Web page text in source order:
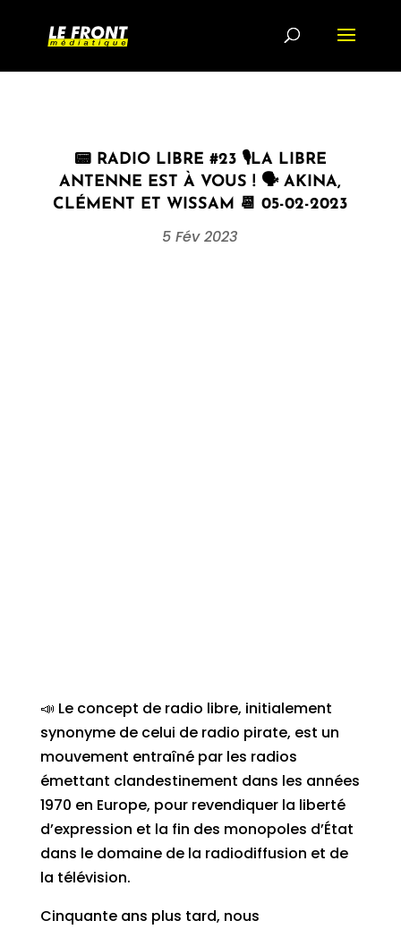
📟 RADIO LIBRE #23 🎙LA LIBRE
ANTENNE EST À VOUS ! 🗣 AKINA,
CLÉMENT ET WISSAM 📆 05-02-2023
5 Fév 2023
📣 Le concept de radio libre, initialement
synonyme de celui de radio pirate, est un
mouvement entraîné par les radios
émettant clandestinement dans les années
1970 en Europe, pour revendiquer la liberté
d’expression et la fin des monopoles d’État
dans le domaine de la radiodiffusion et de
la télévision.
Cinquante ans plus tard, nous